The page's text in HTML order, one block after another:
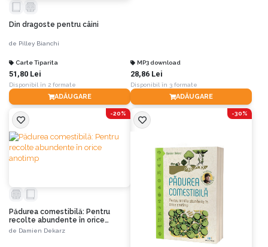
Din dragoste pentru câini
de Pilley Bianchi
Carte Tiparita
51,80 Lei
Disponibil în 2 formate
ADĂUGARE
MP3 download
28,86 Lei
Disponibil în 3 formate
ADĂUGARE
-20%
Pădurea comestibilă: Pentru
recolte abundente în orice
anotimp
de Damien Dekarz
-30%